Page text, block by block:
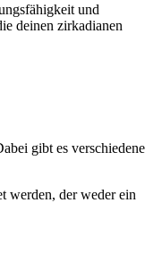
und
deinen zirkadianen
gibt es verschiedene
werden, der weder ein